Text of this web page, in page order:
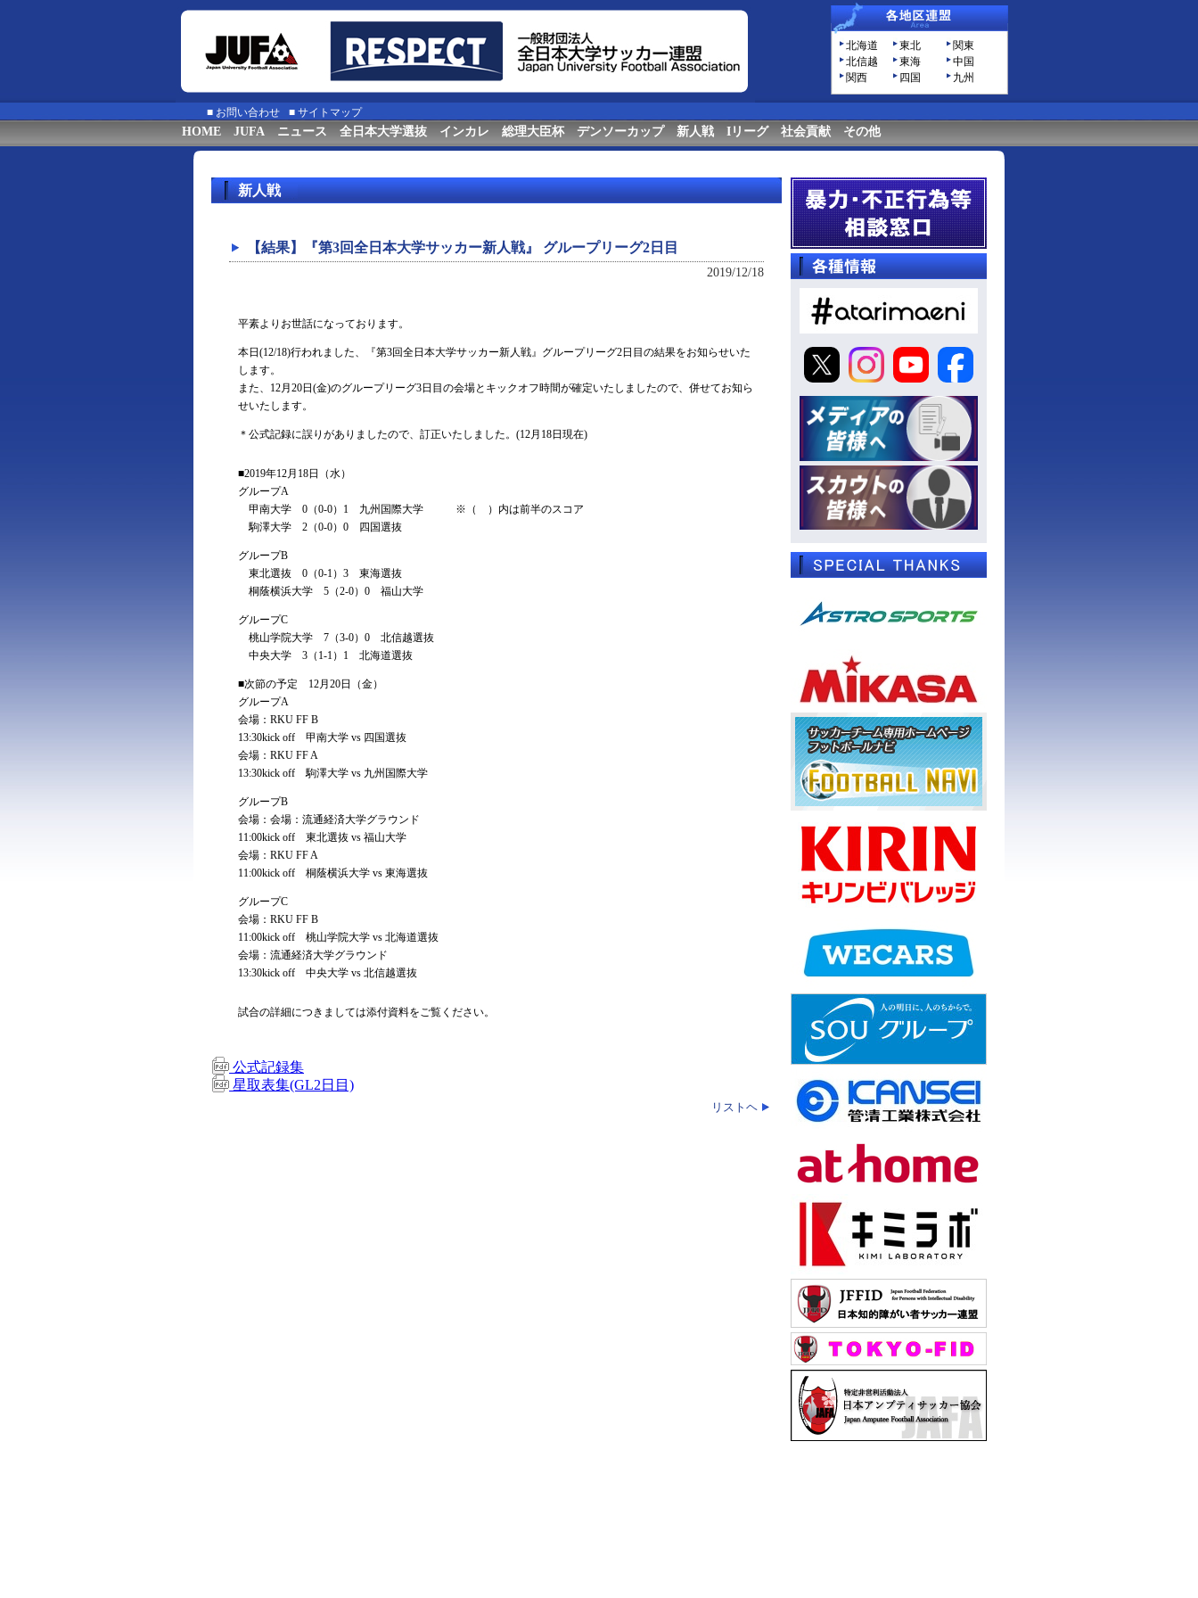
北海道 東北
関東
北信越
東海
中国
関西
四国 九州
■ お問い合わせ ■ サイトマップ
HOME JUFA ニュース 全日本大学選抜 インカレ 総理大臣杯 デンソーカップ 新人戦 Iリーグ 社会貢献 その他
新人戦
【結果】『第3回全日本大学サッカー新人戦』 グループリーグ2日目
2019/12/18
平素よりお世話になっております。
本日(12/18)行われました、『第3回全日本大学サッカー新人戦』グループリーグ2日目の結果をお知らせいた
します。
また、12月20日(金)のグループリーグ3日目の会場とキックオフ時間が確定いたしましたので、併せてお知ら
せいたします。
＊公式記録に誤りがありましたので、訂正いたしました。(12月18日現在)
■2019年12月18日（水）
グループA
甲南大学 0（0-0）1 九州国際大学 ※（ ）内は前半のスコア
駒澤大学 2（0-0）0 四国選抜
グループB
東北選抜 0（0-1）3 東海選抜
桐蔭横浜大学 5（2-0）0 福山大学
グループC
桃山学院大学 7（3-0）0 北信越選抜
中央大学 3（1-1）1 北海道選抜
■次節の予定 12月20日（金）
グループA
会場：RKU FF B
13:30kick off 甲南大学 vs 四国選抜
会場：RKU FF A
13:30kick off 駒澤大学 vs 九州国際大学
グループB
会場：会場：流通経済大学グラウンド
11:00kick off 東北選抜 vs 福山大学
会場：RKU FF A
11:00kick off 桐蔭横浜大学 vs 東海選抜
グループC
会場：RKU FF B
11:00kick off 桃山学院大学 vs 北海道選抜
会場：流通経済大学グラウンド
13:30kick off 中央大学 vs 北信越選抜
試合の詳細につきましては添付資料をご覧ください。
公式記録集
星取表集(GL2日目)
リストヘ